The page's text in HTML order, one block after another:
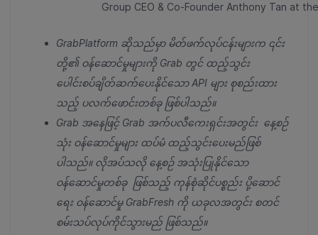
Group CEO & Co-Founder Anthony Tan at
GrabPlatform ဆိုသည်မှာ မိတ်ဖက်လုပ်ငန်းများက ၎င်း
တို့၏ ဝန်ဆောင်မှုများကို Grab တွင် ထည့်သွင်း
ပေါင်းစပ်ချိတ်ဆက်ပေးနိုင်သော API များ စုစည်းထား
သည့် ပလက်ဖောင်းတစ်ခု ဖြစ်ပါသည်။
Grab အနေဖြင့် Grab အက်ပလီကေးရှင်းအတွင်း နေ့စဉ်
သုံး ဝန်ဆောင်မှုများ ထပ်မံ ထည့်သွင်းပေးမည်ဖြစ်
ပါသည်။ လိုအပ်သလို နေ့စဉ် အသုံးပြုနိုင်သော
ဝန်ဆောင်မှုတစ်ခု ဖြစ်သည့် ကုန်စုံဆိုင်ပစ္စည်း ပို့ဆောင်
ရေး ဝန်ဆောင်မှု GrabFresh ကို ယခုလအတွင်း စတင်
စမ်းသပ်လုပ်ကိုင်သွားမည် ဖြစ်သည်။